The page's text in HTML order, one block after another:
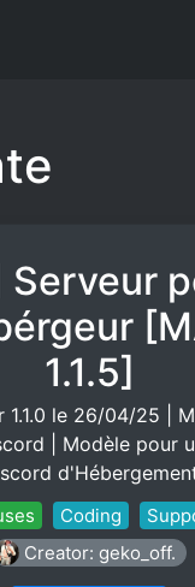
Serveur
1.1.5]
1.1.0 le 26/04/25 |
| Modèle pour
Coding
Creator: geko_off.